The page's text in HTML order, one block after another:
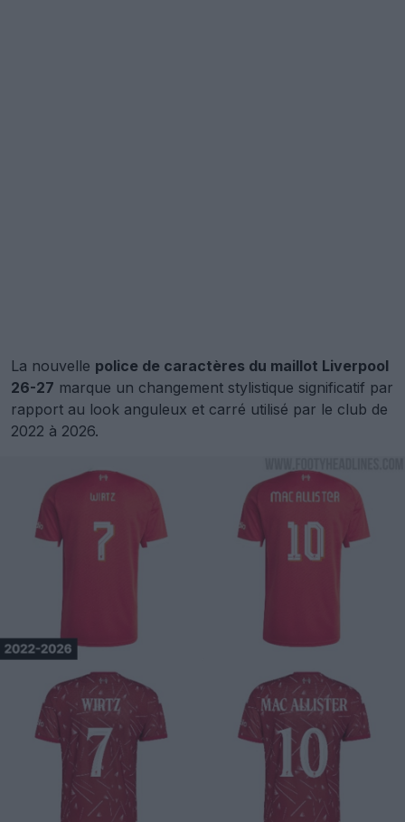
La nouvelle police de caractères du maillot Liverpool
26-27 marque un changement stylistique significatif par
rapport au look anguleux et carré utilisé par le club de
2022 à 2026.